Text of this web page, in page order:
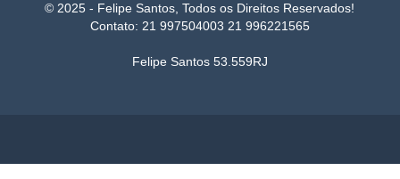
© 2025 - Felipe Santos, Todos os Direitos Reservados!
Contato: 21 997504003 21 996221565
Felipe Santos 53.559RJ